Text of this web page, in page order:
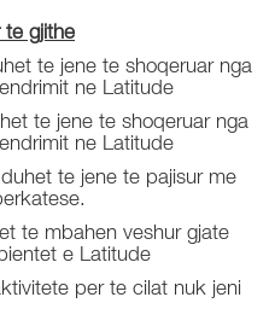
te gjithe
te jene te shoqeruar nga
ne Latitude
te jene te shoqeruar nga
ne Latitude
te jene te pajisur me
te mbahen veshur gjate
e Latitude
per te cilat nuk jeni